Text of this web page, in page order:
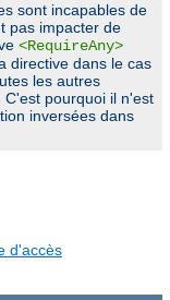
sont incapables de
pas impacter de
<RequireAny>
directive dans le cas
les autres
pourquoi il n'est
inversées dans
d'accès